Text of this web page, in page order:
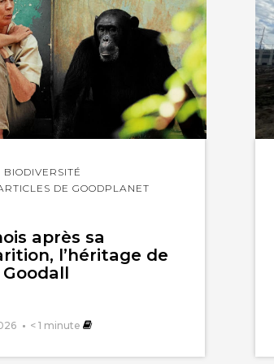
PS : il faut bien sûr lire « et
BIODIVERSITÉ
DE GOODPLANET
après sa
l’héritage de
< 1 minute